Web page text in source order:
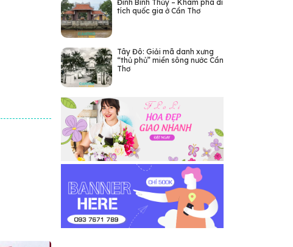
Đình Bình Thủy – Khám phá di
tích quốc gia ở Cần Thơ
Tây Đô: Giải mã danh xưng
“thủ phủ” miền sông nước Cần
Thơ